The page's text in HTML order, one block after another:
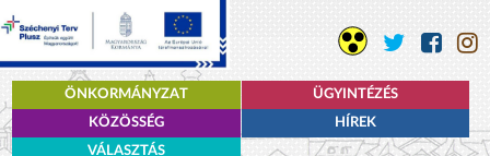
ÖNKORMÁNYZAT
ÜGYINTÉZÉS
KÖZÖSSÉG
HÍREK
VÁLASZTÁS